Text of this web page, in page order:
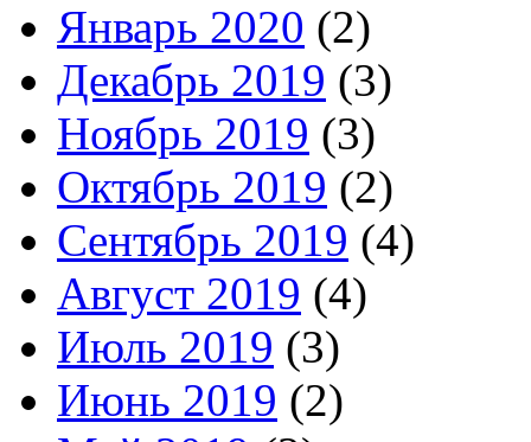
Январь 2020 (2)
Декабрь 2019 (3)
Ноябрь 2019 (3)
Октябрь 2019 (2)
Сентябрь 2019 (4)
Август 2019 (4)
Июль 2019 (3)
Июнь 2019 (2)